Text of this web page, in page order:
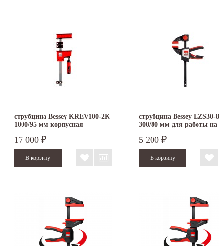
струбцина Bessey KREV100-2K
1000/95 мм корпусная
17 000 ₽
струбцина Bessey EZS30-8
300/80 мм для работы на
5 200 ₽